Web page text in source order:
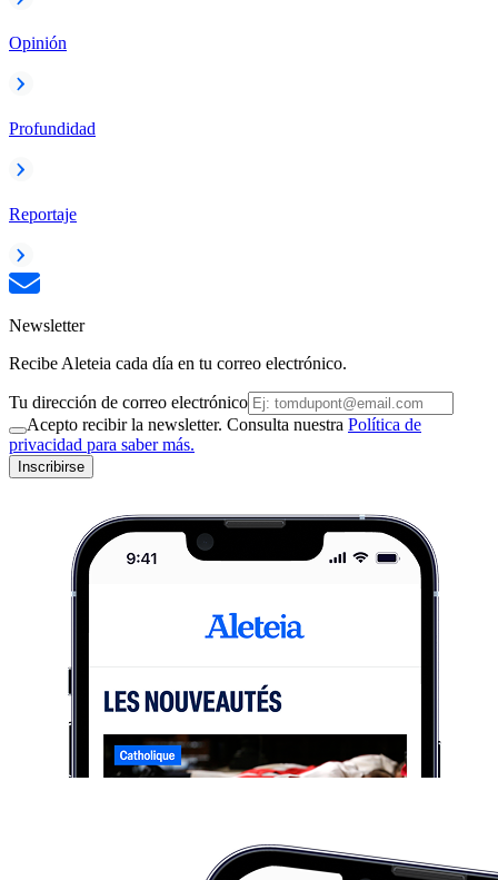
Opinión
Profundidad
Reportaje
Newsletter
Recibe Aleteia cada día en tu correo electrónico.
Tu dirección de correo electrónico
Acepto recibir la newsletter. Consulta nuestra Política de
privacidad para saber más.
Inscribirse